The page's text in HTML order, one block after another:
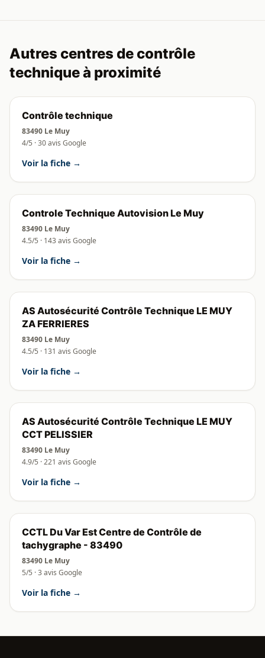
Autres centres de contrôle
technique à proximité
Contrôle technique
83490 Le Muy
4/5 · 30 avis Google
Voir la fiche →
Controle Technique Autovision Le Muy
83490 Le Muy
4.5/5 · 143 avis Google
Voir la fiche →
AS Autosécurité Contrôle Technique LE MUY
ZA FERRIERES
83490 Le Muy
4.5/5 · 131 avis Google
Voir la fiche →
AS Autosécurité Contrôle Technique LE MUY
CCT PELISSIER
83490 Le Muy
4.9/5 · 221 avis Google
Voir la fiche →
CCTL Du Var Est Centre de Contrôle de
tachygraphe - 83490
83490 Le Muy
5/5 · 3 avis Google
Voir la fiche →